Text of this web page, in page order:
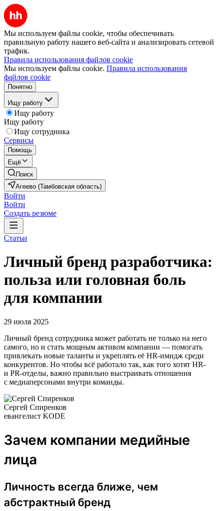
Мы используем файлы cookie, чтобы обеспечивать
правильную работу нашего веб-сайта и анализировать сетевой
трафик.
Правила использования файлов cookie
Мы используем файлы cookie. Правила использования
файлов cookie
Понятно
Ищу работу
Ищу работу
Ищу работу
Ищу сотрудника
Сервисы
Помощь
Ещё
Поиск
Агеево (Тамбовская область)
Войти
Войти
Создать резюме
Статьи
Личный бренд разработчика:
польза или головная боль
для компании
29 июля 2025
Личный бренд сотрудника может работать не только на него
самого, но и стать мощным активом компании — помогать
привлекать новые таланты и укреплять её HR-имидж среди
конкурентов. Но чтобы всё работало так, как того хотят HR-
и PR-отделы, важно правильно выстраивать отношения
с медиаперсонами внутри команды.
Сергей Спиренков
евангелист KODE
Зачем компании медийные
лица
Личность всегда ближе, чем
абстрактный бренд